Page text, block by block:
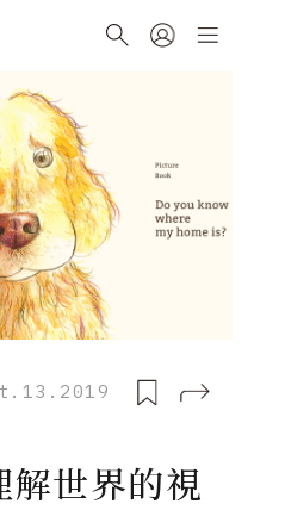
解世界的視